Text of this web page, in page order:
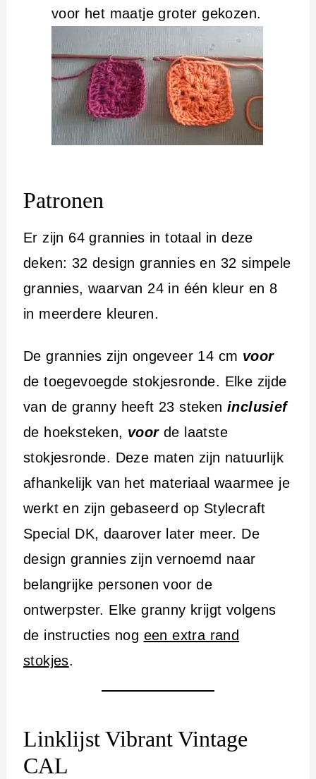
voor het maatje groter gekozen.
Patronen
Er zijn 64 grannies in totaal in deze
deken: 32 design grannies en 32 simpele
grannies, waarvan 24 in één kleur en 8
in meerdere kleuren.
De grannies zijn ongeveer 14 cm voor
de toegevoegde stokjesronde. Elke zijde
van de granny heeft 23 steken inclusief
de hoeksteken, voorde laatste
stokjesronde. Deze maten zijn natuurlijk
afhankelijk van het materiaal waarmee je
werkt en zijn gebaseerd op Stylecraft
Special DK, daarover later meer. De
design grannies zijn vernoemd naar
belangrijke personen voor de
ontwerpster. Elke granny krijgt volgens
de instructies nog een extra rand
stokjes.
Linklijst Vibrant Vintage
CAL